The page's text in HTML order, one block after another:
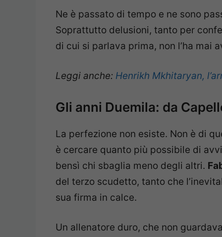
Ne è passato di tempo e ne sono
Soprattutto delusioni, tanto per
di cui si parlava prima, non l’ha mai
Leggi anche: Henrikh Mkhitaryan,
Gli anni Duemila: da
La perfezione non esiste. Non è di
è cercare quanto più possibile di
bensì chi sbaglia meno degli altri.
del terzo scudetto, tanto che
sua firma in calce.
Un allenatore duro, che non